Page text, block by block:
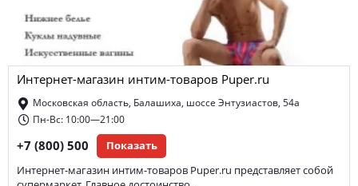
Интернет-магазин интим-товаров Puper.ru
Московская область, Балашиха, шоссе Энтузиастов, 54а
Пн-Вс: 10:00—21:00
+7 (800) 500 Показать
Интернет-магазин интим-товаров Puper.ru представляет собой